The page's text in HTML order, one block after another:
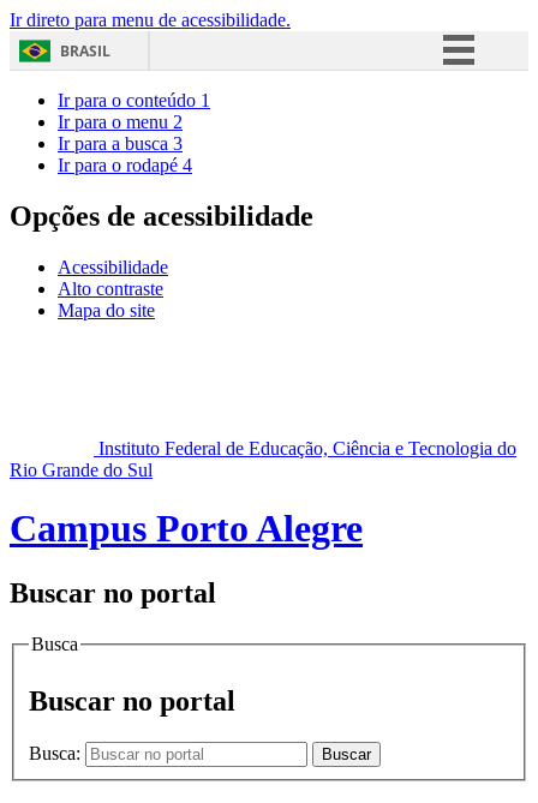
Ir direto para menu de acessibilidade.
BRASIL
Acesso à informação
Ir para o conteúdo 1
Ir para o menu 2
Ir para a busca 3
Ir para o rodapé 4
Opções de acessibilidade
Acessibilidade
Alto contraste
Mapa do site
Instituto Federal de Educação, Ciência e Tecnologia do
Rio Grande do Sul
Campus Porto Alegre
Buscar no portal
Busca
Buscar no portal
Busca: Buscar